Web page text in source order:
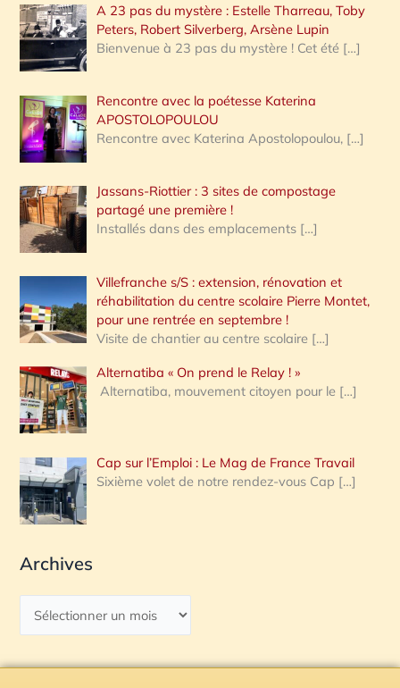
A 23 pas du mystère : Estelle Tharreau, Toby
Peters, Robert Silverberg, Arsène Lupin
Bienvenue à 23 pas du mystère ! Cet été […]
Rencontre avec la poétesse Katerina
APOSTOLOPOULOU
Rencontre avec Katerina Apostolopoulou, […]
Jassans-Riottier : 3 sites de compostage
partagé une première !
Installés dans des emplacements […]
Villefranche s/S : extension, rénovation et
réhabilitation du centre scolaire Pierre Montet,
pour une rentrée en septembre !
Visite de chantier au centre scolaire […]
Alternatiba « On prend le Relay ! »
Alternatiba, mouvement citoyen pour le […]
Cap sur l’Emploi : Le Mag de France Travail
Sixième volet de notre rendez-vous Cap […]
Archives